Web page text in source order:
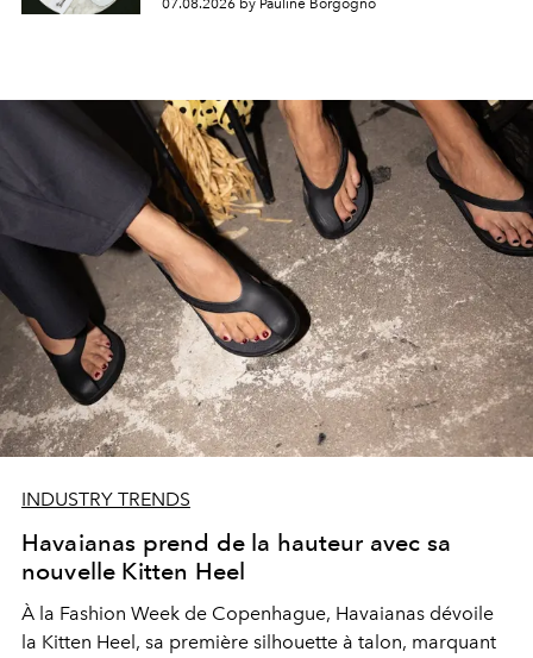
07.08.2026 by Pauline Borgogno
INDUSTRY TRENDS
Havaianas prend de la hauteur avec sa
nouvelle Kitten Heel
À la Fashion Week de Copenhague, Havaianas dévoile
la Kitten Heel, sa première silhouette à talon, marquant